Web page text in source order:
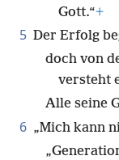
Gott.“+
5 Der Erfolg
doch von
versteht
Alle seine
6 „Mich kann